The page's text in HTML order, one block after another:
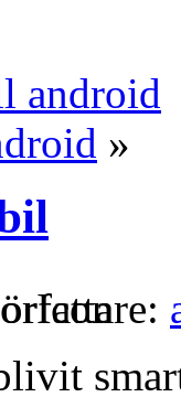
android
»